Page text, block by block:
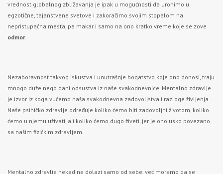
vrednost globalnog zbližavanja je ipak u mogućnosti da uronimo u
egzotične, tajanstvene svetove i zakoračimo svojim stopalom na
nepristupačna mesta, pa makar i samo na ono kratko vreme koje se zove
odmor.
Nezaboravnost takvog iskustva i unutrašnje bogatstvo koje ono donosi, traju
mnogo duže nego dani odsustva iz naše svakodnevnice. Mentalno zdravlje
je izvor iz koga vučemo naša svakodnevna zadovoljstva i razloge življenja.
Naše psihičko zdravlje određuje koliko ćemo biti zadovoljni životom, koliko
ćemo u njemu uživati, a i koliko ćemo dugo živeti, jer je ono usko povezano
sa našim fizičkim zdravljem.
Mentalno zdravlje nekad ne dolazi samo od sebe, već moramo da se